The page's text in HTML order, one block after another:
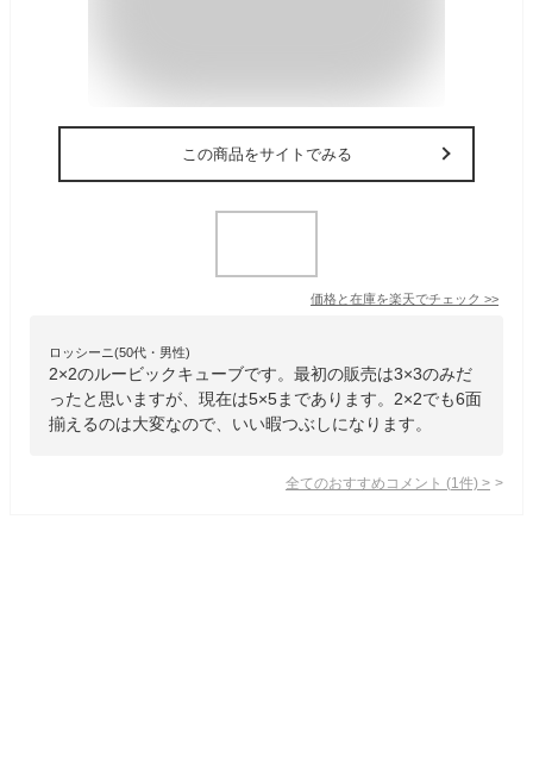
この商品をサイトでみる
価格と在庫を楽天でチェック >>
ロッシーニ(50代・男性)
2×2のルービックキューブです。最初の販売は3×3のみだ
ったと思いますが、現在は5×5まであります。2×2でも6面
揃えるのは大変なので、いい暇つぶしになります。
全てのおすすめコメント (1 件) >